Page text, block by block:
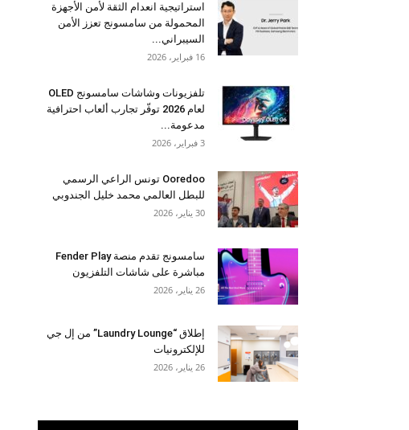
استراتيجية انعدام الثقة لأمن الأجهزة
المحمولة من سامسونج تعزز الأمن
السيبراني...
16 فبراير، 2026
تلفزيونات وشاشات سامسونج OLED
لعام 2026 توفّر تجارب ألعاب احترافية
مدعومة...
3 فبراير، 2026
Ooredoo تونس الراعي الرسمي
للبطل العالمي محمد خليل الجندوبي
30 يناير، 2026
سامسونج تقدم منصة Fender Play
مباشرة على شاشات التلفزيون
26 يناير، 2026
إطلاق “Laundry Lounge” من إل جي
للإلكترونيات
26 يناير، 2026